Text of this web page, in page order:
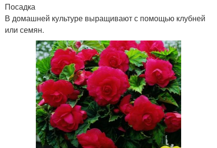
Посадка
В домашней культуре выращивают с помощью клубней
или семян.